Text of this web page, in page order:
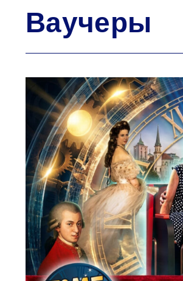
Ваучеры